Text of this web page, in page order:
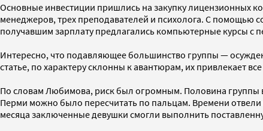
Основные инвестиции пришлись на закупку лицензионных
менеджеров, трех преподавателей и психолога. С помощью
получавшим зарплату предлагались компьютерные курсы с
Интересно, что подавляющее большинство группы —
статье, по характеру склонны к авантюрам, их привлекает
По словам Любимова, риск был огромным. Половина группы
Перми можно было пересчитать по пальцам. Времени
месяца заключенные девушки смогли выполнить